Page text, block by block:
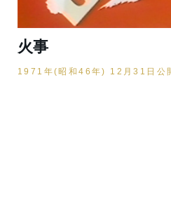
火事
1971年(昭和46年) 12月31日公